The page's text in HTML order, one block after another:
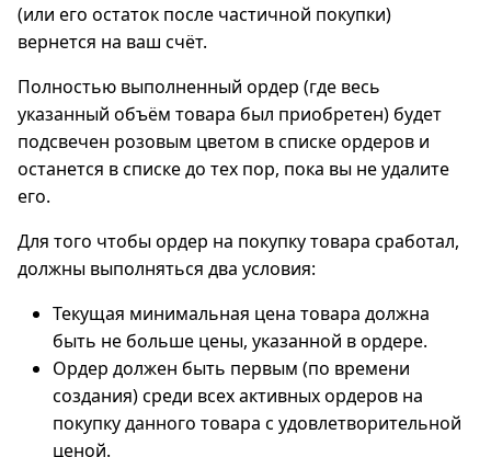
(или его остаток после частичной покупки)
вернется на ваш счёт.
Полностью выполненный ордер (где весь
указанный объём товара был приобретен) будет
подсвечен розовым цветом в списке ордеров и
останется в списке до тех пор, пока вы не удалите
его.
Для того чтобы ордер на покупку товара сработал,
должны выполняться два условия:
Текущая минимальная цена товара должна
быть не больше цены, указанной в ордере.
Ордер должен быть первым (по времени
создания) среди всех активных ордеров на
покупку данного товара с удовлетворительной
ценой.